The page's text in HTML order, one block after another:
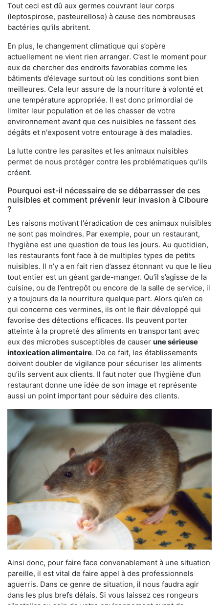
Tout ceci est dû aux germes couvrant leur corps
(leptospirose, pasteurellose) à cause des nombreuses
bactéries qu’ils abritent.
En plus, le changement climatique qui s’opère
actuellement ne vient rien arranger. C’est le moment pour
eux de chercher des endroits favorables comme les
bâtiments d’élevage surtout où les conditions sont bien
meilleures. Cela leur assure de la nourriture à volonté et
une température appropriée. Il est donc primordial de
limiter leur population et de les chasser de votre
environnement avant que ces nuisibles ne fassent des
dégâts et n'exposent votre entourage à des maladies.
La lutte contre les parasites et les animaux nuisibles
permet de nous protéger contre les problématiques qu'ils
créent.
Pourquoi est-il nécessaire de se débarrasser de ces
nuisibles et comment prévenir leur invasion à Ciboure
?
Les raisons motivant l'éradication de ces animaux nuisibles
ne sont pas moindres. Par exemple, pour un restaurant,
l’hygiène est une question de tous les jours. Au quotidien,
les restaurants font face à de multiples types de petits
nuisibles. Il n’y a en fait rien d’assez étonnant vu que le lieu
tout entier est un géant garde-manger. Qu’il s’agisse de la
cuisine, ou de l’entrepôt ou encore de la salle de service, il
y a toujours de la nourriture quelque part. Alors qu’en ce
qui concerne ces vermines, ils ont le flair développé qui
favorise des détections efficaces. Ils peuvent porter
atteinte à la propreté des aliments en transportant avec
eux des microbes susceptibles de causer une sérieuse
intoxication alimentaire. De ce fait, les établissements
doivent doubler de vigilance pour sécuriser les aliments
qu’ils servent aux clients. Il faut noter que l’hygiène d’un
restaurant donne une idée de son image et représente
aussi un point important pour séduire des clients.
Ainsi donc, pour faire face convenablement à une situation
pareille, il est vital de faire appel à des professionnels
aguerris. Dans ce genre de situation, il nous faudra agir
dans les plus brefs délais. Si vous laissez ces rongeurs